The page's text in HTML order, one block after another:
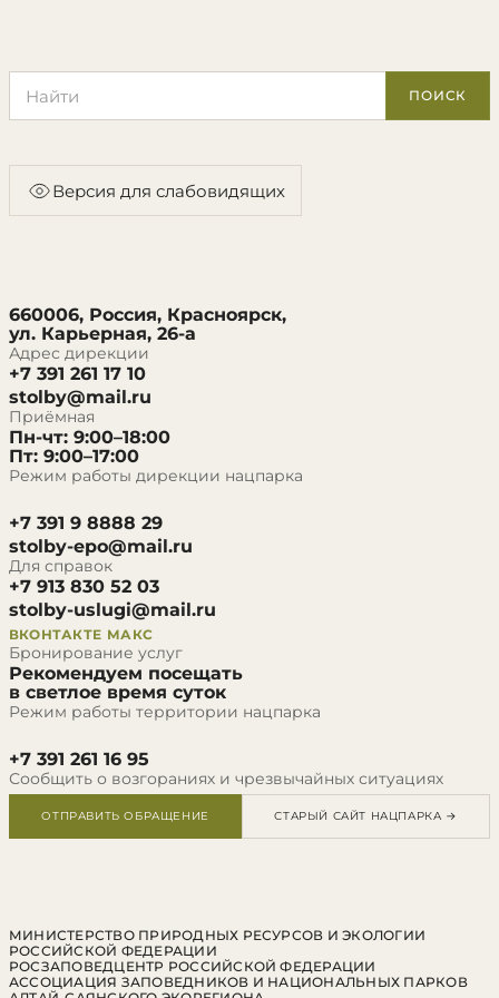
ПОИСК
Версия для слабовидящих
660006, Россия, Красноярск,
ул. Карьерная, 26-а
Адрес дирекции
+7 391 261 17 10
stolby@mail.ru
Приёмная
Пн-чт: 9:00–18:00
Пт: 9:00–17:00
Режим работы дирекции нацпарка
+7 391 9 8888 29
stolby-epo@mail.ru
Для справок
+7 913 830 52 03
stolby-uslugi@mail.ru
ВКОНТАКТЕ МАКС
Бронирование услуг
Рекомендуем посещать
в светлое время суток
Режим работы территории нацпарка
+7 391 261 16 95
Сообщить о возгораниях и чрезвычайных ситуациях
ОТПРАВИТЬ ОБРАЩЕНИЕ СТАРЫЙ САЙТ НАЦПАРКА →
МИНИСТЕРСТВО ПРИРОДНЫХ РЕСУРСОВ И ЭКОЛОГИИ
РОССИЙСКОЙ ФЕДЕРАЦИИ
РОСЗАПОВЕДЦЕНТР РОССИЙСКОЙ ФЕДЕРАЦИИ
АССОЦИАЦИЯ ЗАПОВЕДНИКОВ И НАЦИОНАЛЬНЫХ ПАРКОВ